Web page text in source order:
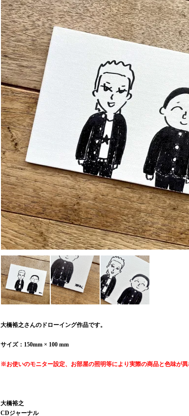
大橋裕之さんのドローイング作品です。
サイズ：150mm × 100 mm
※お使いのモニター設定、お部屋の照明等により実際の商品と色味が
大橋裕之
CDジャーナル